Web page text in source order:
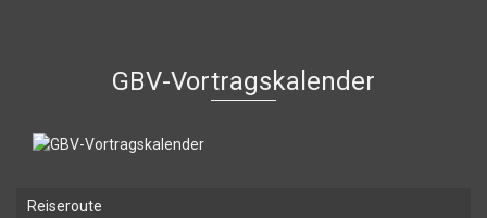
GBV-Vortragskalender
Reiseroute